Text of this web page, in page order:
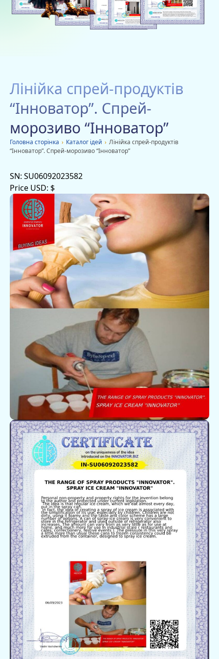
Благодійність
Оголошення
Лінійка спрей-продуктів
“Інноватор”. Спрей-
морозиво “Інноватор”
Головна сторiнка › Каталог ідей › Лінійка спрей-продуктів
“Інноватор”. Спрей-морозиво “Інноватор”
SN: SU06092023582
Price USD: $